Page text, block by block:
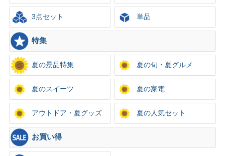
3点セット 単品
特集
夏の景品特集 夏の旬・夏グルメ
夏のスイーツ 夏の家電
アウトドア・夏グッズ 夏の人気セット
お買い得